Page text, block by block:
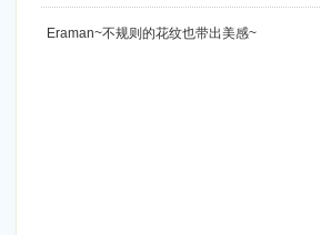
Eraman~不规则的花纹也带出美感~